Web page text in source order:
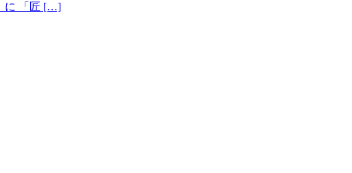
に 「匠 […]